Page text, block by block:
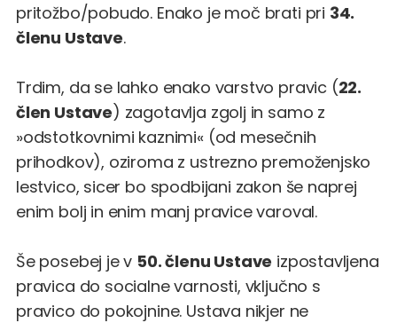
pritožbo/pobudo. Enako je moč brati pri 34.
členu Ustave.
Trdim, da se lahko enako varstvo pravic (22.
člen Ustave) zagotavlja zgolj in samo z
»odstotkovnimi kaznimi« (od mesečnih
prihodkov), oziroma z ustrezno premoženjsko
lestvico, sicer bo spodbijani zakon še naprej
enim bolj in enim manj pravice varoval.
Še posebej je v 50. členu Ustave izpostavljena
pravica do socialne varnosti, vključno s
pravico do pokojnine. Ustava nikjer ne